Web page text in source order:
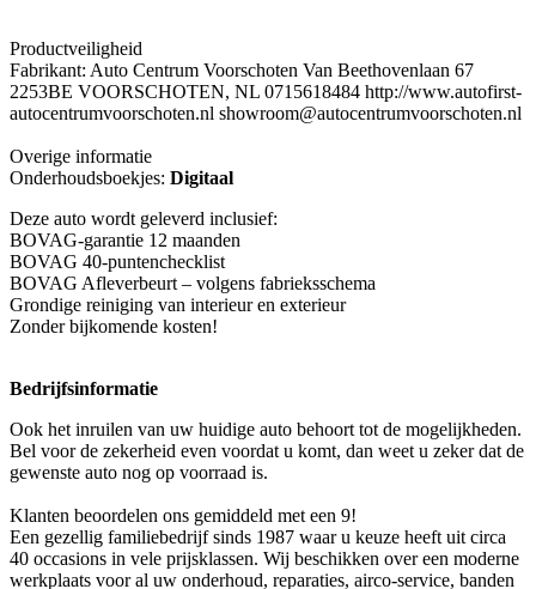
Productveiligheid
Fabrikant: Auto Centrum Voorschoten Van Beethovenlaan 67
2253BE VOORSCHOTEN, NL 0715618484 http://www.autofirst-
autocentrumvoorschoten.nl showroom@autocentrumvoorschoten.nl
Overige informatie
Onderhoudsboekjes: Digitaal
Deze auto wordt geleverd inclusief:
BOVAG-garantie 12 maanden
BOVAG 40-puntenchecklist
BOVAG Afleverbeurt – volgens fabrieksschema
Grondige reiniging van interieur en exterieur
Zonder bijkomende kosten!
Bedrijfsinformatie
Ook het inruilen van uw huidige auto behoort tot de mogelijkheden.
Bel voor de zekerheid even voordat u komt, dan weet u zeker dat de
gewenste auto nog op voorraad is.
Klanten beoordelen ons gemiddeld met een 9!
Een gezellig familiebedrijf sinds 1987 waar u keuze heeft uit circa
40 occasions in vele prijsklassen. Wij beschikken over een moderne
werkplaats voor al uw onderhoud, reparaties, airco-service, banden